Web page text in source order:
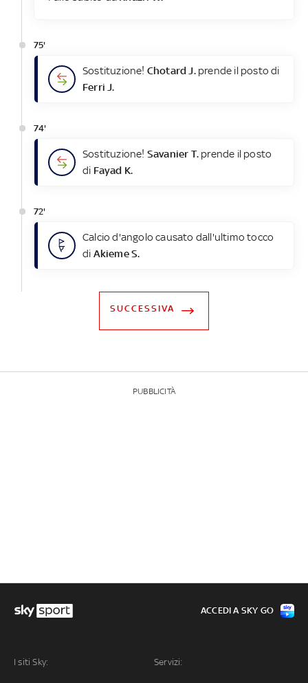
75'
Sostituzione! Chotard J.prende il posto di
Ferri J.
74'
Sostituzione! Savanier T. prende il posto
di Fayad K.
72'
Calcio d'angolo causato dall'ultimo tocco
di Akieme S.
SUCCESSIVA
PUBBLICITÀ
I siti Sky: Servizi:
ACCEDI A SKY GO